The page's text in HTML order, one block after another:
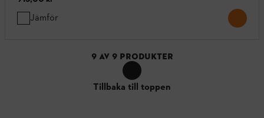
Jämför
9 AV 9 PRODUKTER
Tillbaka till toppen